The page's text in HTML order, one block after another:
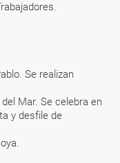
Se realizan
Mar. Se celebra en
y desfile de